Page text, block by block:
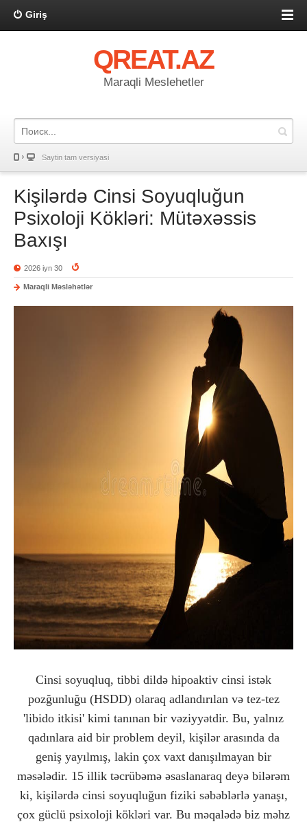
Giriş
QREAT.AZ
Maraqli Meslehetler
Saytin tam versiyasi
Kişilərdə Cinsi Soyuqluğun
Psixoloji Kökləri: Mütəxəssis
Baxışı
2026 iyn 30
Maraqli Məsləhətlər
Cinsi soyuqluq, tibbi dildə hipoaktiv cinsi istək
pozğunluğu (HSDD) olaraq adlandırılan və tez-tez
'libido itkisi' kimi tanınan bir vəziyyətdir. Bu, yalnız
qadınlara aid bir problem deyil, kişilər arasında da
geniş yayılmış, lakin çox vaxt danışılmayan bir
məsələdir. 15 illik təcrübəmə əsaslanaraq deyə bilərəm
ki, kişilərdə cinsi soyuqluğun fiziki səbəblərlə yanaşı,
çox güclü psixoloji kökləri var. Bu məqalədə biz məhz